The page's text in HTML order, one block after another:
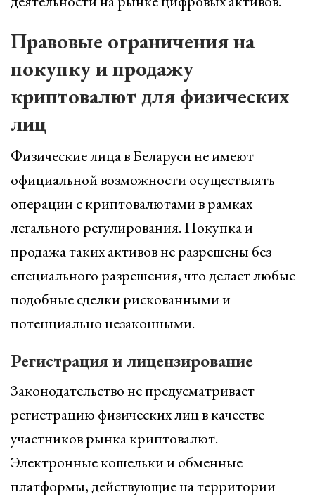
Правовые ограничения на
покупку и продажу
криптовалют для физических
лиц
Физические лица в Беларуси не имеют
официальной возможности осуществлять
операции с криптовалютами в рамках
легального регулирования. Покупка и
продажа таких активов не разрешены без
специального разрешения, что делает любые
подобные сделки рискованными и
потенциально незаконными.
Регистрация и лицензирование
Законодательство не предусматривает
регистрацию физических лиц в качестве
участников рынка криптовалют.
Электронные кошельки и обменные
платформы, действующие на территории